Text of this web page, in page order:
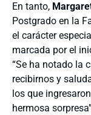
En tanto,
Postgrado en la
el carácter
marcada por el
“Se ha notado la
recibirnos y
los que
hermosa